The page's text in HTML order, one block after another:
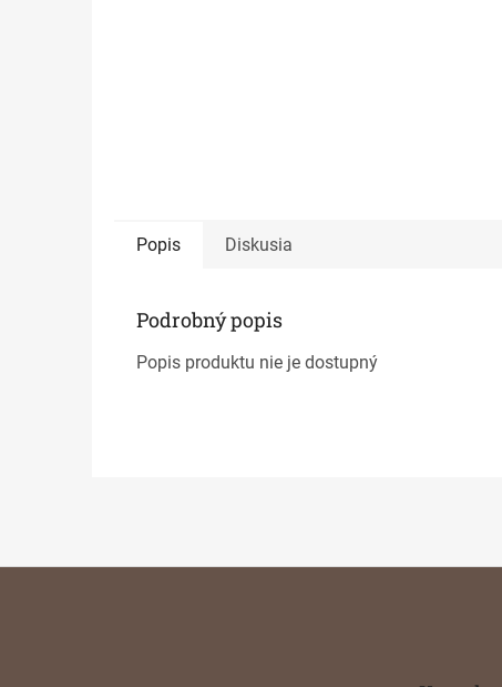
Popis Diskusia
Podrobný popis
Popis produktu nie je dostupný